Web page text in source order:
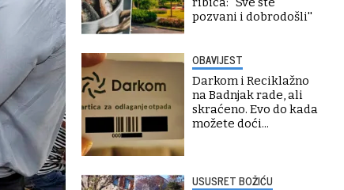
pozvani i dobrodošli''
OBAVIJEST
Darkom i Reciklažno
na Badnjak rade, ali
skraćeno. Evo do kada
možete doći...
USUSRET BOŽIĆU